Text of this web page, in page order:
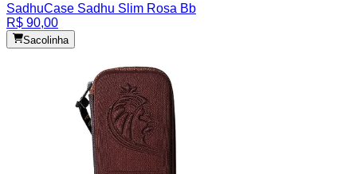
SadhuCase Sadhu Slim Rosa Bb
R$ 90,00
Sacolinha